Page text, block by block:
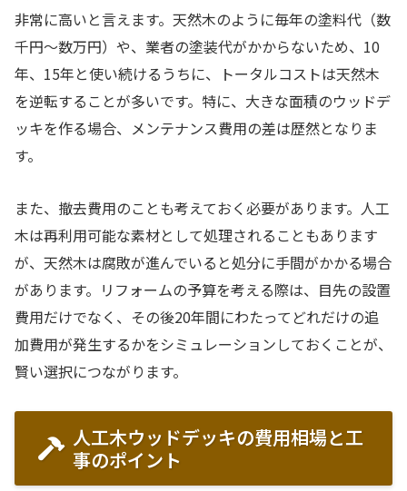
非常に高いと言えます。天然木のように毎年の塗料代（数
千円〜数万円）や、業者の塗装代がかからないため、10
年、15年と使い続けるうちに、トータルコストは天然木
を逆転することが多いです。特に、大きな面積のウッドデ
ッキを作る場合、メンテナンス費用の差は歴然となりま
す。
また、撤去費用のことも考えておく必要があります。人工
木は再利用可能な素材として処理されることもあります
が、天然木は腐敗が進んでいると処分に手間がかかる場合
があります。リフォームの予算を考える際は、目先の設置
費用だけでなく、その後20年間にわたってどれだけの追
加費用が発生するかをシミュレーションしておくことが、
賢い選択につながります。
人工木ウッドデッキの費用相場と工
事のポイント